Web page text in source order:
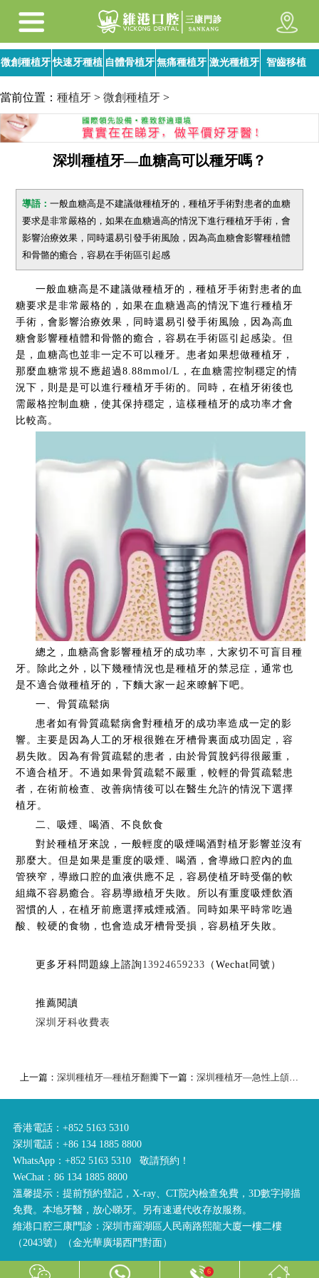
微創種植牙 快速牙種植 自體骨植牙 無痛種植牙 激光種植牙 智齒移植
當前位置： 種植牙 > 微創種植牙 >
深圳種植牙—血糖高可以種牙嗎？
導語：一般血糖高是不建議做種植牙的，種植牙手術對患者的血糖
要求是非常嚴格的，如果在血糖過高的情況下進行種植牙手術，會
影響治療效果，同時還易引發手術風險，因為高血糖會影響種植體
和骨骼的癒合，容易在手術區引起感
一般血糖高是不建議做種植牙的，種植牙手術對患者的血
糖要求是非常嚴格的，如果在血糖過高的情況下進行種植牙
手術，會影響治療效果，同時還易引發手術風險，因為高血
糖會影響種植體和骨骼的癒合，容易在手術區引起感染。但
是，血糖高也並非一定不可以種牙。患者如果想做種植牙，
那麼血糖常規不應超過8.88mmol/L，在血糖需控制穩定的情
況下，則是是可以進行種植牙手術的。同時，在植牙術後也
需嚴格控制血糖，使其保持穩定，這樣種植牙的成功率才會
比較高。
總之，血糖高會影響種植牙的成功率，大家切不可盲目種
牙。除此之外，以下幾種情況也是種植牙的禁忌症，通常也
是不適合做種植牙的，下麵大家一起來瞭解下吧。
一、骨質疏鬆病
患者如有骨質疏鬆病會對種植牙的成功率造成一定的影
響。主要是因為人工的牙根很難在牙槽骨裏面成功固定，容
易失敗。因為有骨質疏鬆的患者，由於骨質脫鈣得很嚴重，
不適合植牙。不過如果骨質疏鬆不嚴重，較輕的骨質疏鬆患
者，在術前檢查、改善病情後可以在醫生允許的情況下選擇
植牙。
二、吸煙、喝酒、不良飲食
對於種植牙來說，一般輕度的吸煙喝酒對植牙影響並沒有
那麼大。但是如果是重度的吸煙、喝酒，會導緻口腔內的血
管狹窄，導緻口腔的血液供應不足，容易使植牙時受傷的軟
組織不容易癒合。容易導緻植牙失敗。所以有重度吸煙飲酒
習慣的人，在植牙前應選擇戒煙戒酒。同時如果平時常吃過
酸、較硬的食物，也會造成牙槽骨受損，容易植牙失敗。
更多牙科問題線上諮詢 13924659233 （Wechat同號）
推薦閱讀
深圳牙科收費表
上一篇：深圳種植牙—種植牙翻瓣下一篇： ​深圳種植牙—急性上頜竇炎
香港電話：+852 5163 5310
深圳電話：+86 134 1885 8800
WhatsApp：+852 5163 5310 敬請預約！
WeChat：86 134 1885 8800
溫馨提示：提前預約登記，X-ray、CT院內檢查免費，3D數字掃描
免費。本地牙醫，放心睇牙。另有速遞代收存放服務。
維港口腔三康門診：深圳市羅湖區人民南路熙龍大廈一樓二樓
（2043號）（金光華廣場西門對面）
6